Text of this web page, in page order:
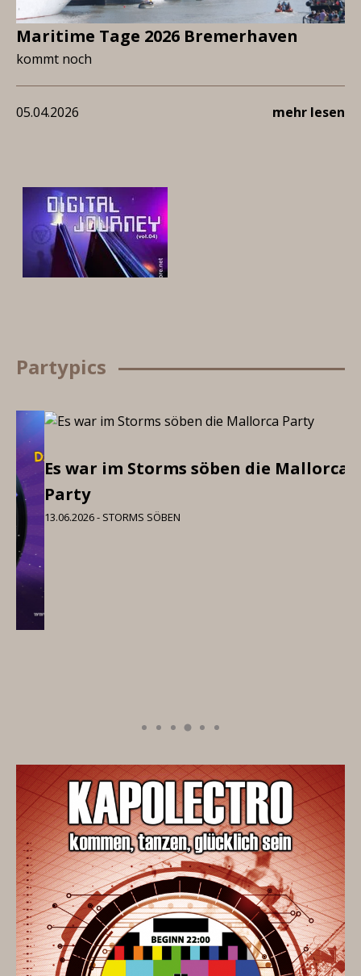
Maritime Tage 2026 Bremerhaven
kommt noch
05.04.2026 mehr lesen
Partypics
Es war im Storms söben die Mallorca
Party
13.06.2026 - STORMS SÖBEN